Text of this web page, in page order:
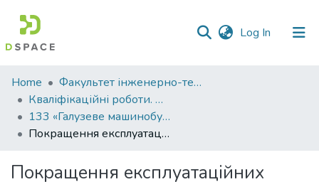
Log In (current)
Communities
&
Collections
All of DSpace
Home
Факультет інженерно-технологічний
Кваліфікаційні роботи. Факультет інженерно-технологічний
133 «Галузеве машинобудування» - Магістри 2022-2023
Покращення експлуатаційних властивостей ребристих труб
Покращення експлуатаційних